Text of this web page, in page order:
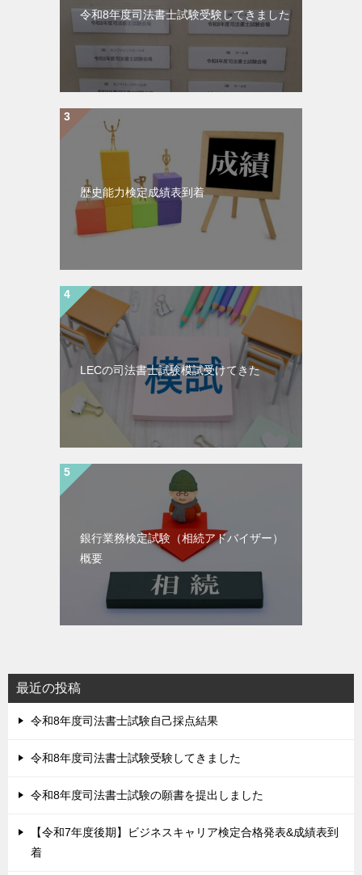
令和8年度司法書士試験受験してきました
歴史能力検定成績表到着
LECの司法書士試験模試受けてきた
銀行業務検定試験（相続アドバイザー）
概要
最近の投稿
令和8年度司法書士試験自己採点結果
令和8年度司法書士試験受験してきました
令和8年度司法書士試験の願書を提出しました
【令和7年度後期】ビジネスキャリア検定合格発表&成績表到
着